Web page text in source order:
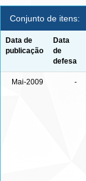
Conjunto de itens:
Data de
publicação
Data
de
defesa
Mai-2009 -